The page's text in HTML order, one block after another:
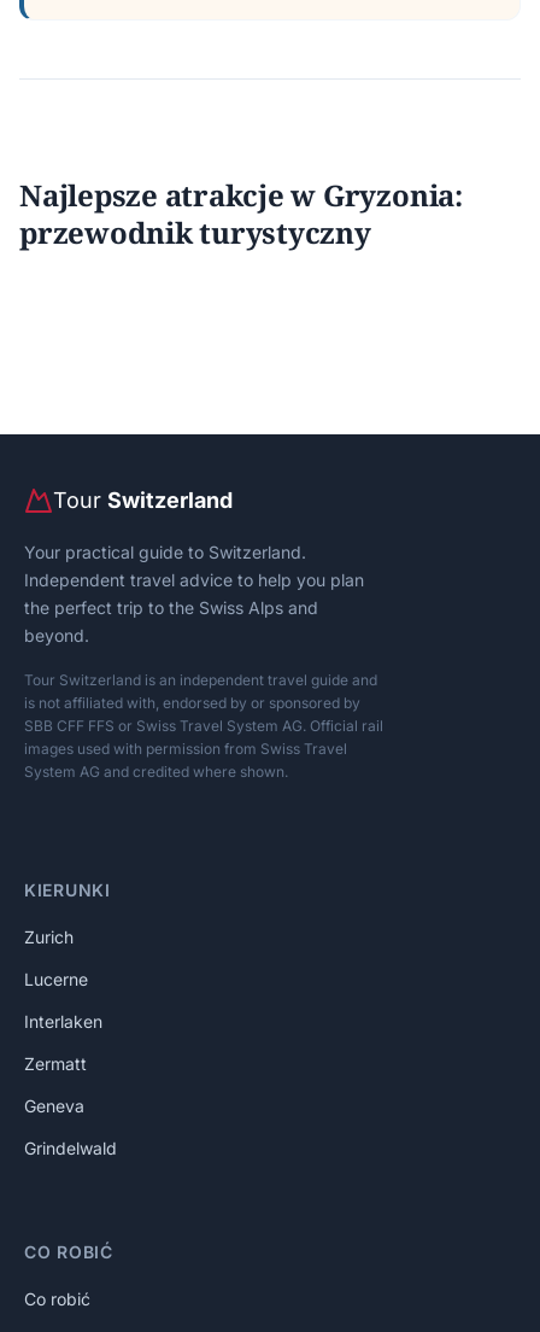
Najlepsze atrakcje w Gryzonia:
przewodnik turystyczny
Tour Switzerland
Your practical guide to Switzerland.
Independent travel advice to help you plan
the perfect trip to the Swiss Alps and
beyond.
Tour Switzerland is an independent travel guide and
is not affiliated with, endorsed by or sponsored by
SBB CFF FFS or Swiss Travel System AG. Official rail
images used with permission from Swiss Travel
System AG and credited where shown.
KIERUNKI
Zurich
Lucerne
Interlaken
Zermatt
Geneva
Grindelwald
CO ROBIĆ
Co robić